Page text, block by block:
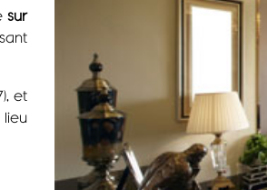
sur
et